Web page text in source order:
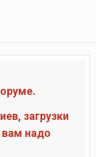
загрузки
надо